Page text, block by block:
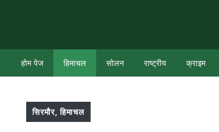
होम पेज हिमाचल सोलन राष्ट्रीय क्राइम
सिरमौर,हिमाचल